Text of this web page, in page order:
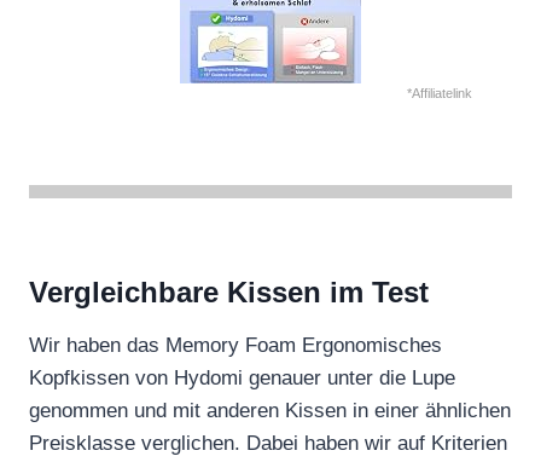
*Affiliatelink
Vergleichbare Kissen im Test
Wir haben das Memory Foam Ergonomisches
Kopfkissen von Hydomi genauer unter die Lupe
genommen und mit anderen Kissen in einer ähnlichen
Preisklasse verglichen. Dabei haben wir auf Kriterien